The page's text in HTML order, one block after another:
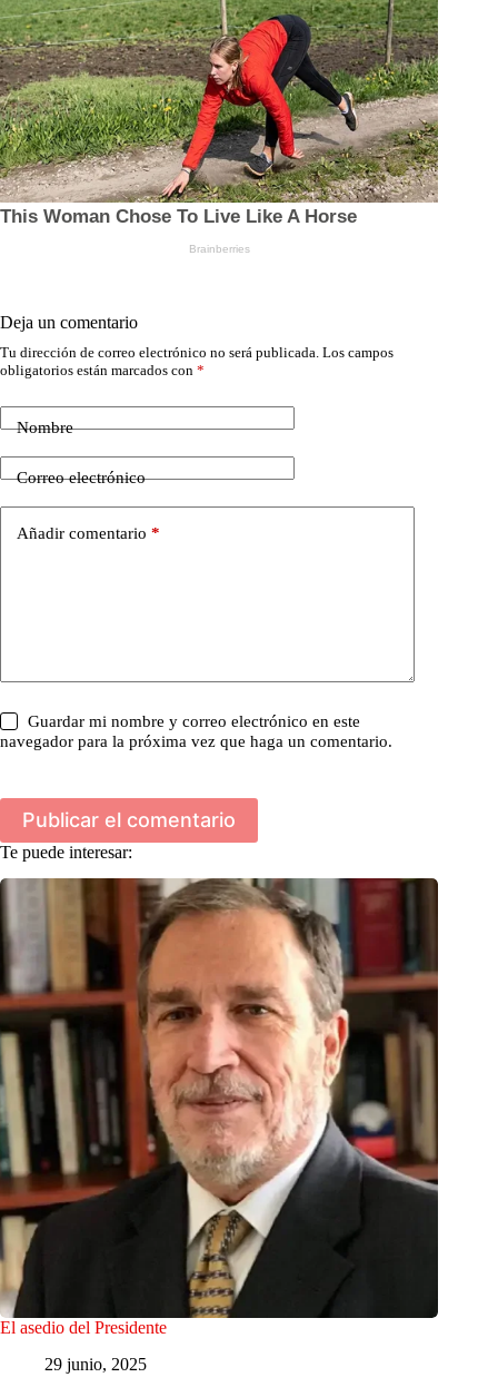
Deja un comentario
Tu dirección de correo electrónico no será publicada. Los campos
obligatorios están marcados con *
Nombre
Correo electrónico
Añadir comentario *
Guardar mi nombre y correo electrónico en este
navegador para la próxima vez que haga un comentario.
Publicar el comentario
Te puede interesar:
El asedio del Presidente
29 junio, 2025